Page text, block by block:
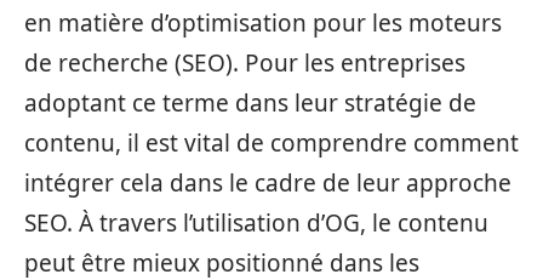
en matière d’optimisation pour les moteurs
de recherche (SEO). Pour les entreprises
adoptant ce terme dans leur stratégie de
contenu, il est vital de comprendre comment
intégrer cela dans le cadre de leur approche
SEO. À travers l’utilisation d’OG, le contenu
peut être mieux positionné dans les